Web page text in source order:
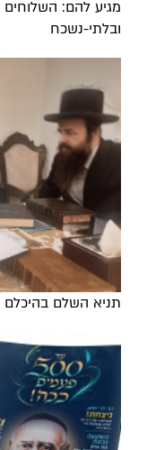
מגיע להם: השלוחים
ובלתי-נשכח
תניא השלם בהיכלם